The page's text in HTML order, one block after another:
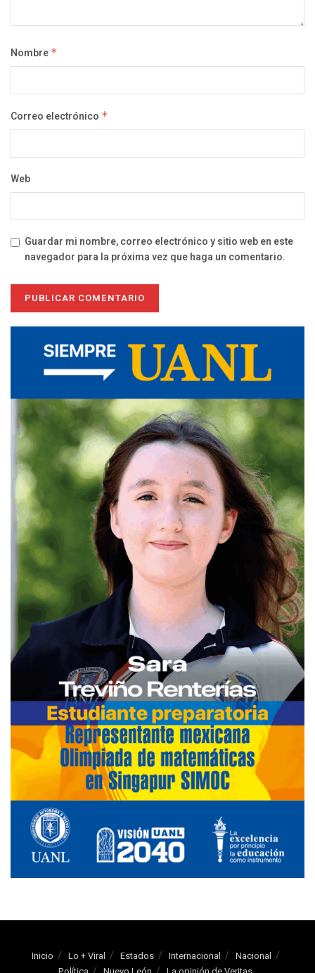
Nombre *
Correo electrónico *
Web
Guardar mi nombre, correo electrónico y sitio web en este
navegador para la próxima vez que haga un comentario.
Inicio Lo + Viral Estados Internacional
Nacional